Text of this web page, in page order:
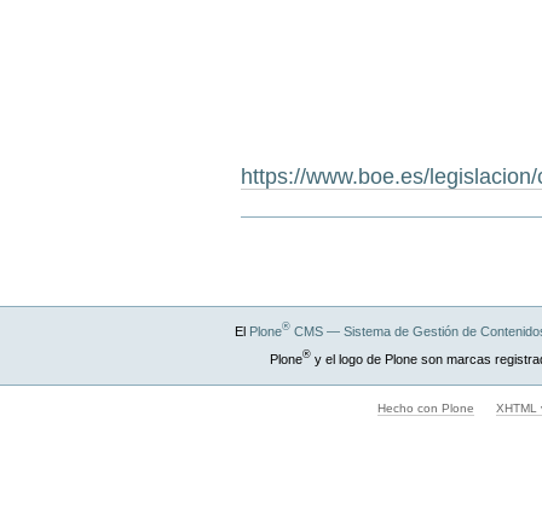
https://www.boe.es/
El Plone®CMS — Sistema de Gestión de
Plone®y el logo de Plone son marcas
Hecho con Plone XHTML